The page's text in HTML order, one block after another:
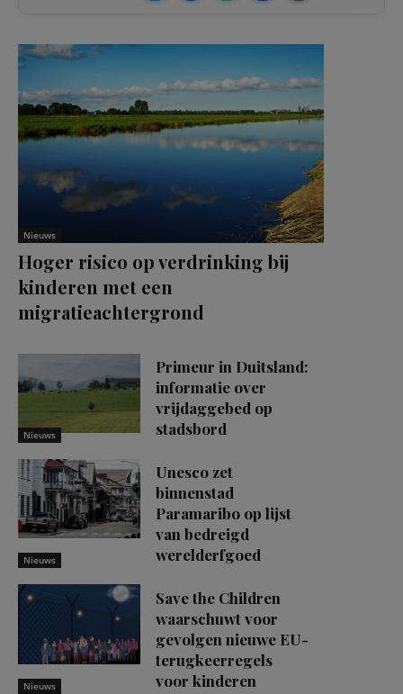
Nieuws
Hoger risico op verdrinking bij
kinderen met een
migratieachtergrond
Nieuws
Primeur in Duitsland:
informatie over
vrijdaggebed op
stadsbord
Nieuws
Unesco zet
binnenstad
Paramaribo op lijst
van bedreigd
werelderfgoed
Nieuws
Save the Children
waarschuwt voor
gevolgen nieuwe EU-
terugkeerregels
voor kinderen